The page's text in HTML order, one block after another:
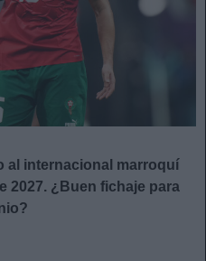
al internacional marroquí
2027. ¿Buen fichaje para